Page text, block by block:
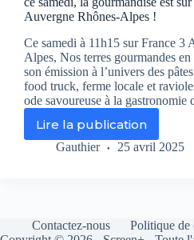
Auvergne Rhônes-Alpes !
Ce samedi à 11h15 sur France 3
Alpes, Nos terres gourmandes en
son émission à l’univers des
food truck, ferme locale et
ode savoureuse à la gastronomie
Lire la publication
Pâtes
artisanales,
au
chocolat
Gauthier 25 avril 2025
Contactez-nous
Politique de